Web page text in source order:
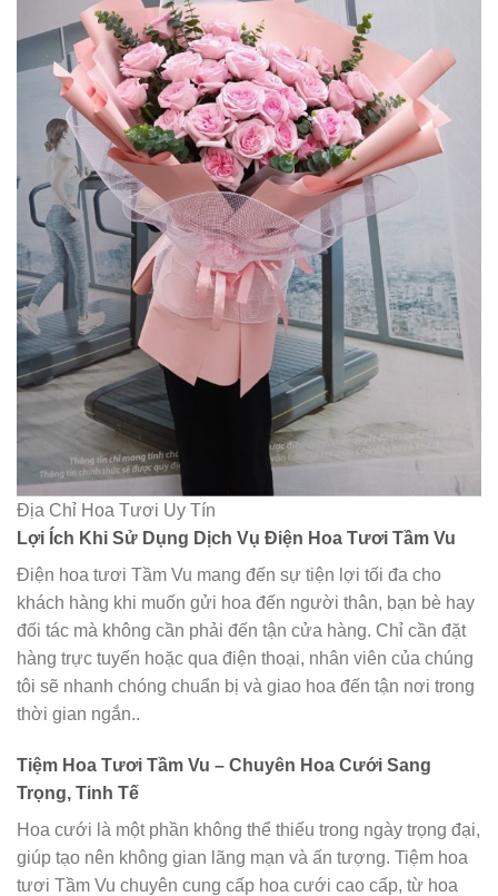
Địa Chỉ Hoa Tươi Uy Tín
Lợi Ích Khi Sử Dụng Dịch Vụ Điện Hoa Tươi Tầm Vu
Điện hoa tươi Tầm Vu mang đến sự tiện lợi tối đa cho
khách hàng khi muốn gửi hoa đến người thân, bạn bè hay
đối tác mà không cần phải đến tận cửa hàng. Chỉ cần đặt
hàng trực tuyến hoặc qua điện thoại, nhân viên của chúng
tôi sẽ nhanh chóng chuẩn bị và giao hoa đến tận nơi trong
thời gian ngắn..
Tiệm Hoa Tươi Tầm Vu – Chuyên Hoa Cưới Sang
Trọng, Tinh Tế
Hoa cưới là một phần không thể thiếu trong ngày trọng đại,
giúp tạo nên không gian lãng mạn và ấn tượng. Tiệm hoa
tươi Tầm Vu chuyên cung cấp hoa cưới cao cấp, từ hoa